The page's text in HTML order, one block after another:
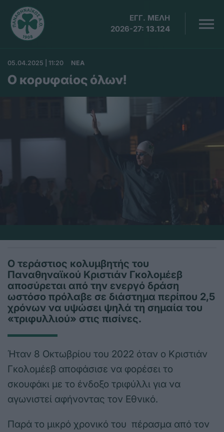
ΕΓΓ. ΜΕΛΗ
2026-27: 13.124
05.04.2025 | 11:20 ΝΕΑ
Ο κορυφαίος όλων!
Ο τεράστιος κολυμβητής του
Παναθηναϊκού Κριστιάν Γκολομέεβ
αποσύρεται από την ενεργό δράση
ωστόσο πρόλαβε σε διάστημα περίπου 2,5
χρόνων να υψώσει ψηλά τη σημαία του
«τριφυλλιού» στις πισίνες.
Ήταν 8 Οκτωβρίου του 2022 όταν ο Κριστιάν
Γκολομέεβ αποφάσισε να φορέσει το
σκουφάκι με το ένδοξο τριφύλλι για να
αγωνιστεί αφήνοντας τον Εθνικό.
Παρά το μικρό χρονικό του πέρασμα από τον